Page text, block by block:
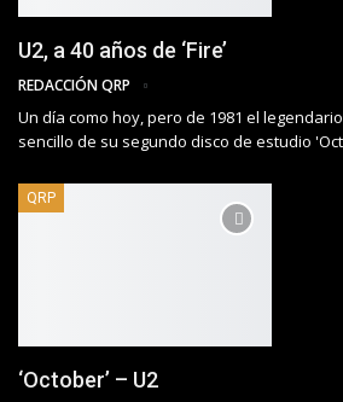
U2, a 40 años de ‘Fire’
REDACCIÓN QRP
Un día como hoy, pero de 1981 el
sencillo de su segundo disco de estudio
QRP
‘October’ – U2